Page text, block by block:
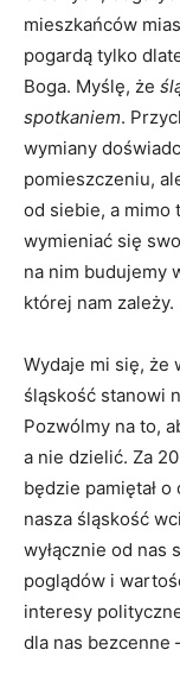
mieszkańców
pogardą tylko
Boga. Myślę, że
spotkaniem.
wymiany
pomieszczeniu,
od siebie, a mimo
wymieniać się
na nim budujemy
której nam zależy.
Wydaje mi się, że
śląskość stanowi
Pozwólmy na to,
a nie dzielić. Za
będzie pamiętał
nasza śląskość
wyłącznie od nas
poglądów i
interesy
dla nas bezcenne